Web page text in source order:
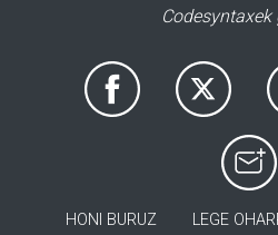
HONI BURUZ LEGE